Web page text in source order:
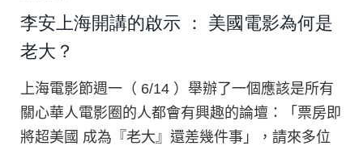
李安上海開講的啟示 ： 美國電影為何是
老大？
上海電影節週一（ 6/14 ）舉辦了一個應該是所有
關心華人電影圈的人都會有興趣的論壇：「票房即
將超美國 成為『老大』還差幾件事」，請來多位